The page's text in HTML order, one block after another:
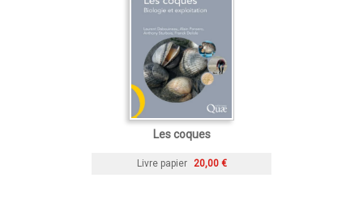
Les coques
Livre papier 20,00 €